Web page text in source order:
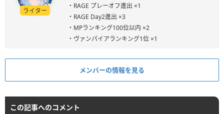
ライター
・RAGE プレーオフ進出 ×1
・RAGE Day2進出 ×3
・MPランキング100位以内 ×2
・ヴァンパイアランキング1位 ×1
メンバーの情報を見る
この記事へのコメント